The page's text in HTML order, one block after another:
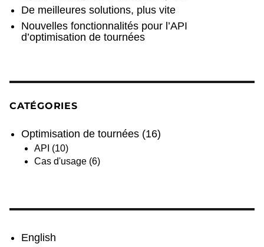
De meilleures solutions, plus vite
Nouvelles fonctionnalités pour l’API
d’optimisation de tournées
CATÉGORIES
Optimisation de tournées (16)
API (10)
Cas d'usage (6)
English